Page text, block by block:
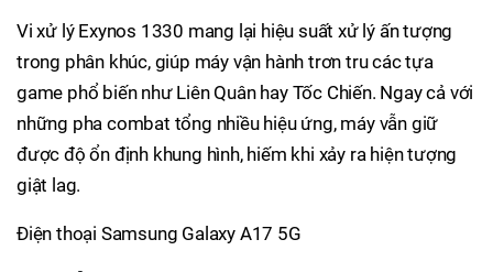
Vi xử lý Exynos 1330 mang lại hiệu suất xử lý ấn tượng
trong phân khúc, giúp máy vận hành trơn tru các tựa
game phổ biến như Liên Quân hay Tốc Chiến. Ngay cả với
những pha combat tổng nhiều hiệu ứng, máy vẫn giữ
được độ ổn định khung hình, hiếm khi xảy ra hiện tượng
giật lag.
Điện thoại Samsung Galaxy A17 5G